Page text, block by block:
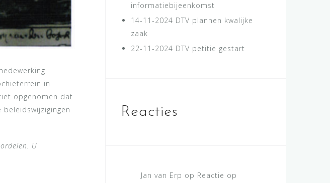
in
opgenomen dat
U
informatiebijeenkomst
14-11-2024 DTV plannen kwalijke
zaak
22-11-2024 DTV petitie gestart
Reacties
Jan van Erp op Reactie op